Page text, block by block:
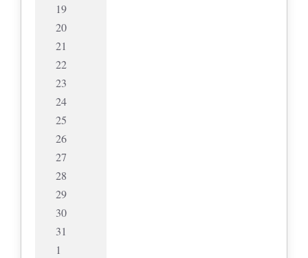
19
20
21
22
23
24
25
26
27
28
29
30
31
1